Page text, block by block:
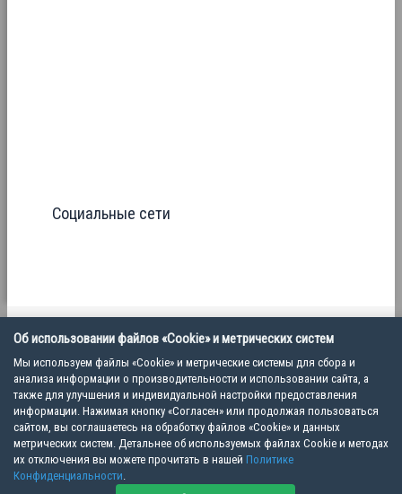
Социальные сети
Политика конфиденциальности
Пользовательское соглашение
Copyright © 2026 Ветеринарная школа VET MEET | ООО "ВМ", ИНН 7805824035
Об использовании файлов «Cookie» и метрических систем
Мы используем файлы «Cookie» и метрические системы для сбора и
анализа информации о производительности и использовании сайта, а
также для улучшения и индивидуальной настройки предоставления
информации. Нажимая кнопку «Согласен» или продолжая пользоваться
сайтом, вы соглашаетесь на обработку файлов «Cookie» и данных
метрических систем. Детальнее об используемых файлах Cookie и методах
их отключения вы можете прочитать в нашей Политике
Конфиденциальности.